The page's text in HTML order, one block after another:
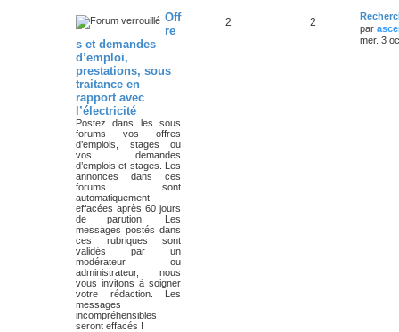
Off
re
s et demandes
d’emploi,
prestations, sous
traitance en
rapport avec
l’électricité
Postez dans les sous
forums vos offres
d’emplois, stages ou
vos demandes
d’emplois et stages. Les
annonces dans ces
forums sont
automatiquement
effacées après 60 jours
de parution. Les
messages postés dans
ces rubriques sont
validés par un
modérateur ou
administrateur, nous
vous invitons à soigner
votre rédaction. Les
messages
incompréhensibles
seront effacés !
2 2
par
mer. 3